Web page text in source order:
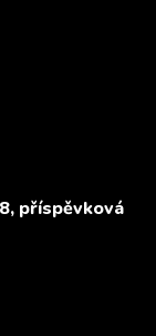
příspěvková